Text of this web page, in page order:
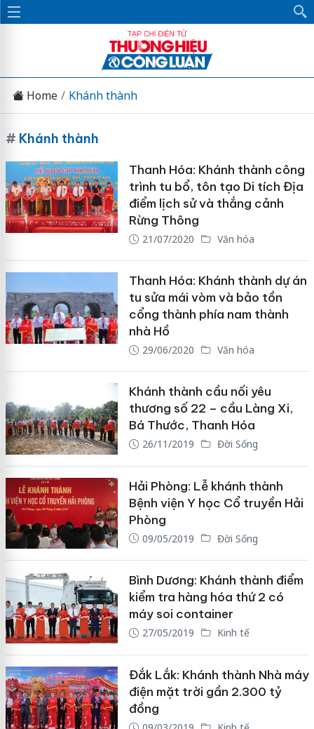
Home Khánh thành
# Khánh thành
Thanh Hóa: Khánh thành công
trình tu bổ, tôn tạo Di tích Địa
điểm lịch sử và thắng cảnh
Rừng Thông
21/07/2020 Văn hóa
Thanh Hóa: Khánh thành dự án
tu sửa mái vòm và bảo tồn
cổng thành phía nam thành
nhà Hồ
29/06/2020 Văn hóa
Khánh thành cầu nối yêu
thương số 22 – cầu Làng Xi,
Bá Thước, Thanh Hóa
26/11/2019 Đời Sống
Hải Phòng: Lễ khánh thành
Bệnh viện Y học Cổ truyền Hải
Phòng
09/05/2019 Đời Sống
Bình Dương: Khánh thành điểm
kiểm tra hàng hóa thứ 2 có
máy soi container
27/05/2019 Kinh tế
Đắk Lắk: Khánh thành Nhà máy
điện mặt trời gần 2.300 tỷ
đồng